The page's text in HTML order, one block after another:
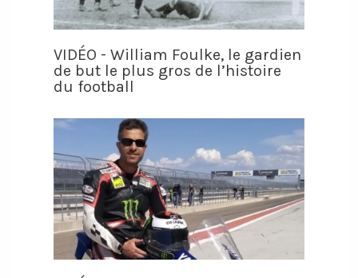
VIDÉO - William Foulke, le gardien
de but le plus gros de l’histoire
du football